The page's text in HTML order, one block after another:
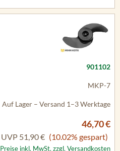
901102
MKP-7
Auf Lager – Versand 1–3 Werktage
46,70 €
UVP 51,90 € (10.02% gespart)
Preise inkl. MwSt. zzgl. Versandkosten